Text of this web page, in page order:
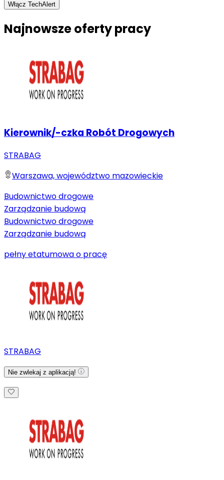
Włącz TechAlert
Najnowsze oferty pracy
Kierownik/-czka Robót Drogowych
STRABAG
Warszawa, województwo mazowieckie
Budownictwo drogowe
Zarządzanie budową
Budownictwo drogowe
Zarządzanie budową
pełny etatumowa o pracę
STRABAG
Nie zwlekaj z aplikacją!